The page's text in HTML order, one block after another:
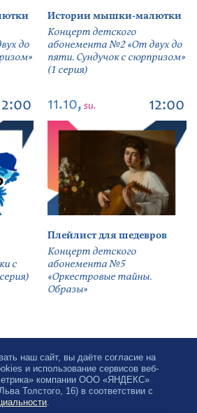
до
Истории мышки-малютки
Концерт детского
абонемента №2 «От двух до
пяти. Сундучок с сюрпризом»
(1 серия)
с
11.10, su. 12:00
Плейлист для шедевров
Концерт детского
абонемента №5
«Оркестровые тайны.
Образы»
наш сайт, вы даёте согласие на
и использование сервисов веб-
компании ООО «ЯНДЕКС»
Толстого, 16) в соответствии с
.